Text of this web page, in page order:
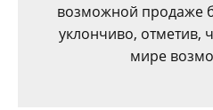
возможной продаже
уклончиво, отметив,
мире